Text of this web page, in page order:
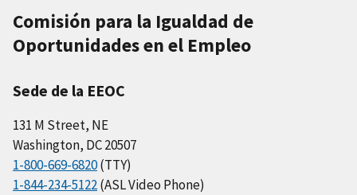
Comisión para la Igualdad de
Oportunidades en el Empleo
Sede de la EEOC
131 M Street, NE
Washington, DC 20507
1-800-669-6820(TTY)
1-844-234-5122(ASL Video Phone)